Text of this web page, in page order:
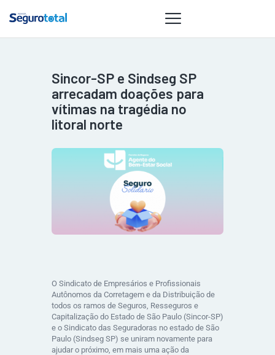
NOTÍCIAS
REVISTA
ESPECIAIS
ST SUMMIT
MULHERES
GESTORAS
HOMEST
Sincor-SP e Sindseg SP
arrecadam doações para
vítimas na tragédia no
litoral norte
O Sindicato de Empresários e Profissionais
Autônomos da Corretagem e da Distribuição de
todos os ramos de Seguros, Resseguros e
Capitalização do Estado de São Paulo (Sincor-SP)
e o Sindicato das Seguradoras no estado de São
Paulo (Sindseg SP) se uniram novamente para
ajudar o próximo, em mais uma ação da